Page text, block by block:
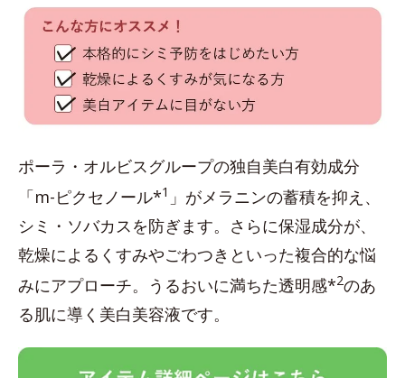
ポーラ・オルビスグループの独自美白有効成分
「m-ピクセノール*1 」がメラニンの蓄積を抑え、
シミ・ソバカスを防ぎます。さらに保湿成分が、
乾燥によるくすみやごわつきといった複合的な悩
みにアプローチ。うるおいに満ちた透明感*2のあ
る肌に導く美白美容液です。